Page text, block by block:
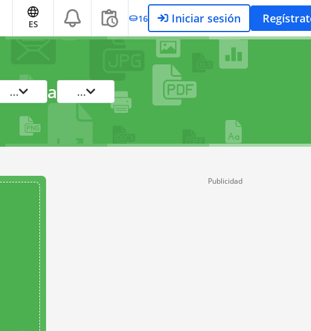
ES 16 Iniciar sesión
... a ...
Publicidad